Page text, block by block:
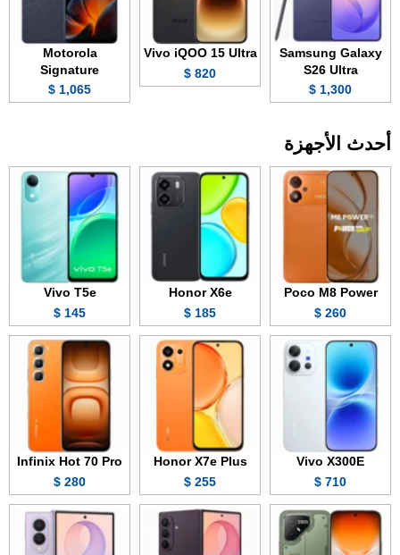
Samsung Galaxy
S26 Ultra
1,300 $
Vivo iQOO 15 Ultra
820 $
Motorola
Signature
1,065 $
أحدث الأجهزة
Poco M8 Power
260 $
Honor X6e
185 $
Vivo T5e
145 $
Vivo X300E
710 $
Honor X7e Plus
255 $
Infinix Hot 70 Pro
280 $